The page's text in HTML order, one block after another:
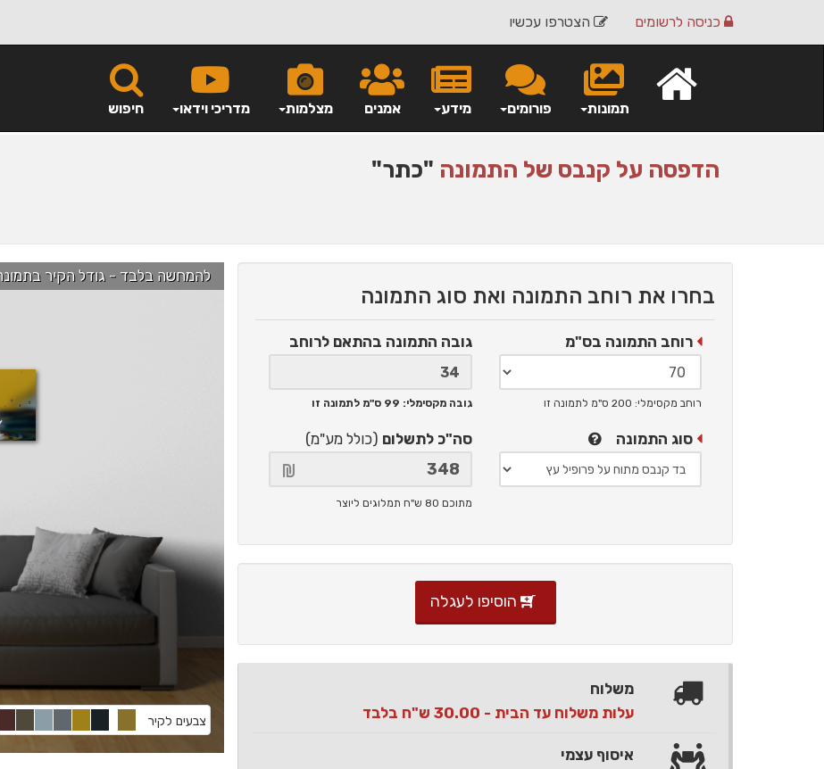
הצטרפו עכשיו כניסה לרשומים
חיפוש מדריכי וידאו מצלמות אמנים מידע פורומים תמונות
הדפסה על קנבס של התמונה "כתר"
להמחשה בלבד - גודל הקיר בתמונה הוא כ-2.5 מ' ניתן לגרור
צבעים לקיר
בחרו את רוחב התמונה ואת סוג התמונה
רוחב התמונה בס"מ
רוחב מקסימלי: 200 ס"מ לתמונה זו
גובה התמונה בהתאם לרוחב
גובה מקסימלי: 99 ס"מ לתמונה זו
סוג התמונה סה"כ לתשלום (כולל מע"מ)
מתוכם 80 ש"ח תמלוגים ליוצר
הוסיפו לעגלה
משלוח
עלות משלוח עד הבית - 30.00 ש"ח בלבד
איסוף עצמי